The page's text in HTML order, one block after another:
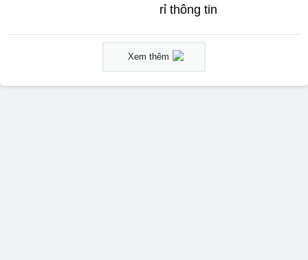
rỉ thông tin
Xem thêm